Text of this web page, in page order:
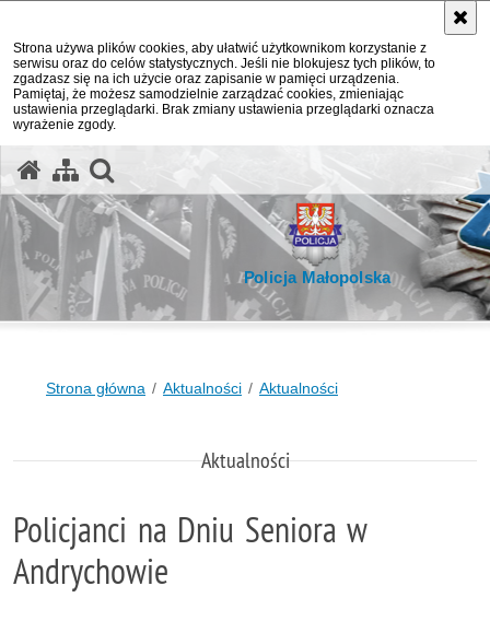
Strona używa plików cookies, aby ułatwić użytkownikom korzystanie z
serwisu oraz do celów statystycznych. Jeśli nie blokujesz tych plików, to
zgadzasz się na ich użycie oraz zapisanie w pamięci urządzenia.
Pamiętaj, że możesz samodzielnie zarządzać cookies, zmieniając
ustawienia przeglądarki. Brak zmiany ustawienia przeglądarki oznacza
wyrażenie zgody.
Policja Małopolska
Strona główna Aktualności Aktualności
Aktualności
Policjanci na Dniu Seniora w
Andrychowie